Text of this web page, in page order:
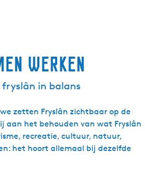
werken
fryslân in balans
zetten Fryslân zichtbaar op de
aan het behouden van wat Fryslân
recreatie, cultuur, natuur,
het hoort allemaal bij dezelfde